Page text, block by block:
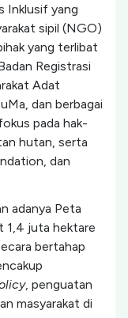
Inklusif yang
sipil (NGO)
yang terlibat
Registrasi
Adat
dan berbagai
pada hak-
hutan, serta
dan
adanya Peta
1,4 juta hektare
bertahap
, penguatan
masyarakat di